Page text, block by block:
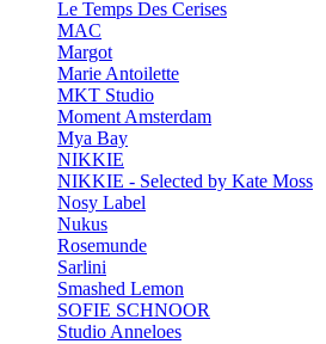
Le Temps Des Cerises
MAC
Margot
Marie Antoilette
MKT Studio
Moment Amsterdam
Mya Bay
NIKKIE
NIKKIE - Selected by Kate Moss
Nosy Label
Nukus
Rosemunde
Sarlini
Smashed Lemon
SOFIE SCHNOOR
Studio Anneloes